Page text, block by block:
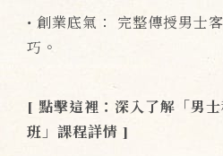
• 創業底氣： 完整傳授男士
巧。
[ 點擊這裡：深入了解「男
班」課程詳情 ]